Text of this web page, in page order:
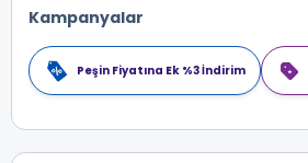
Kampanyalar
Peşin Fiyatına Ek %3 İndirim